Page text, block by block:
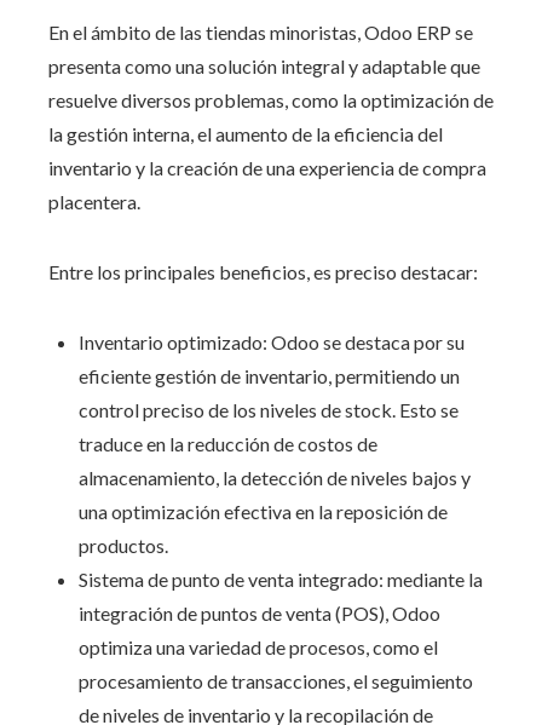
En el ámbito de las tiendas minoristas,Odoo ERP se
presenta como una solución integral y adaptable que
resuelve diversos problemas, como la optimización de
la gestión interna, el aumento de la eficiencia del
inventario y la creación de una experiencia de compra
placentera.
Entre los principales beneficios, es preciso destacar:
Inventario optimizado: Odoo se destaca por su
eficiente gestión de inventario, permitiendo un
control preciso de los niveles de stock. Esto se
traduce en la reducción de costos de
almacenamiento, la detección de niveles bajos y
una optimización efectiva en la reposición de
productos.
Sistema de punto de venta integrado: mediante la
integración de puntos de venta (POS), Odoo
optimiza una variedad de procesos, como el
procesamiento de transacciones, el seguimiento
de niveles de inventario y la recopilación de